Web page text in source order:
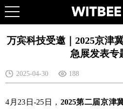
万宾科技受邀｜2025京津
急展发表专
2025-04-30 188
4月23日-25日， 2025第二届京津